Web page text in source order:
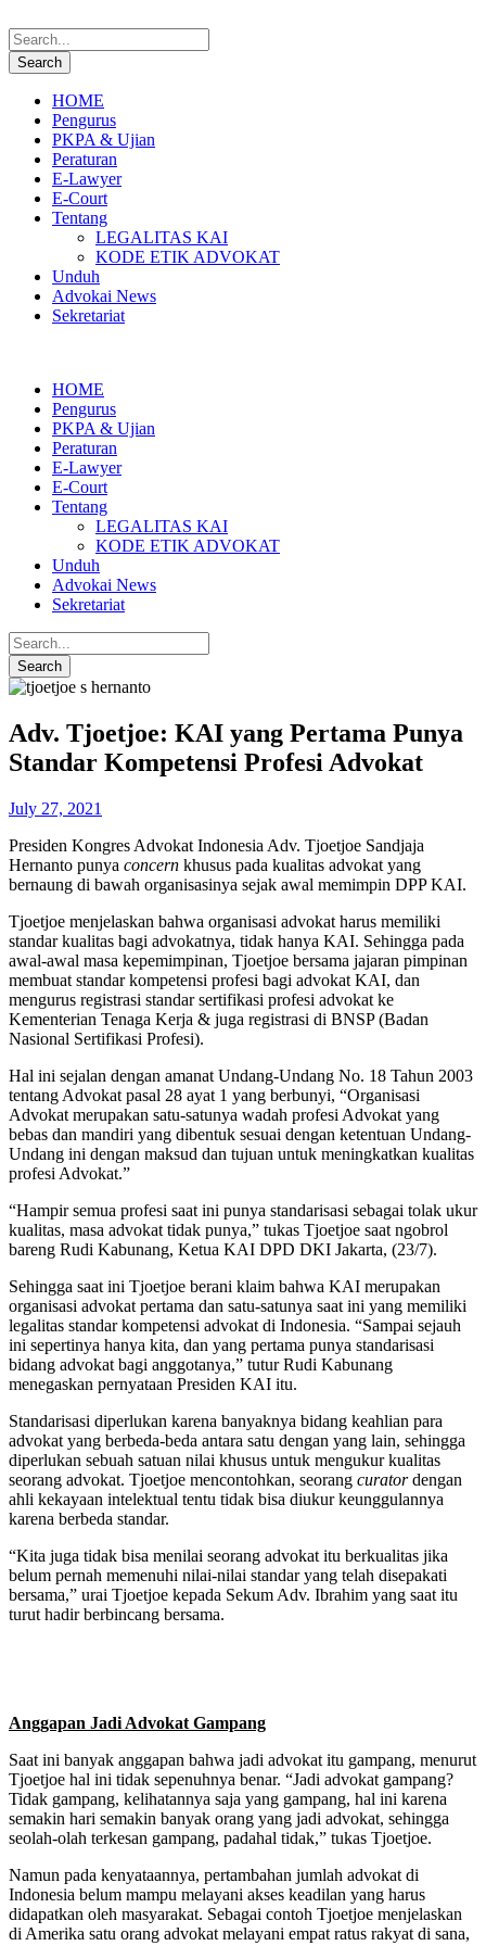
HOME
Pengurus
PKPA & Ujian
Peraturan
E-Lawyer
E-Court
Tentang
LEGALITAS KAI
KODE ETIK ADVOKAT
Unduh
Advokai News
Sekretariat
HOME
Pengurus
PKPA & Ujian
Peraturan
E-Lawyer
E-Court
Tentang
LEGALITAS KAI
KODE ETIK ADVOKAT
Unduh
Advokai News
Sekretariat
Adv. Tjoetjoe: KAI yang Pertama Punya
Standar Kompetensi Profesi Advokat
July 27, 2021
Presiden Kongres Advokat Indonesia Adv. Tjoetjoe Sandjaja
Hernanto punya concern khusus pada kualitas advokat yang
bernaung di bawah organisasinya sejak awal memimpin DPP KAI.
Tjoetjoe menjelaskan bahwa organisasi advokat harus memiliki
standar kualitas bagi advokatnya, tidak hanya KAI. Sehingga pada
awal-awal masa kepemimpinan, Tjoetjoe bersama jajaran pimpinan
membuat standar kompetensi profesi bagi advokat KAI, dan
mengurus registrasi standar sertifikasi profesi advokat ke
Kementerian Tenaga Kerja & juga registrasi di BNSP (Badan
Nasional Sertifikasi Profesi).
Hal ini sejalan dengan amanat Undang-Undang No. 18 Tahun 2003
tentang Advokat pasal 28 ayat 1 yang berbunyi, “Organisasi
Advokat merupakan satu-satunya wadah profesi Advokat yang
bebas dan mandiri yang dibentuk sesuai dengan ketentuan Undang-
Undang ini dengan maksud dan tujuan untuk meningkatkan kualitas
profesi Advokat.”
“Hampir semua profesi saat ini punya standarisasi sebagai tolak ukur
kualitas, masa advokat tidak punya,” tukas Tjoetjoe saat ngobrol
bareng Rudi Kabunang, Ketua KAI DPD DKI Jakarta, (23/7).
Sehingga saat ini Tjoetjoe berani klaim bahwa KAI merupakan
organisasi advokat pertama dan satu-satunya saat ini yang memiliki
legalitas standar kompetensi advokat di Indonesia. “Sampai sejauh
ini sepertinya hanya kita, dan yang pertama punya standarisasi
bidang advokat bagi anggotanya,” tutur Rudi Kabunang
menegaskan pernyataan Presiden KAI itu.
Standarisasi diperlukan karena banyaknya bidang keahlian para
advokat yang berbeda-beda antara satu dengan yang lain, sehingga
diperlukan sebuah satuan nilai khusus untuk mengukur kualitas
seorang advokat. Tjoetjoe mencontohkan, seorang curatordengan
ahli kekayaan intelektual tentu tidak bisa diukur keunggulannya
karena berbeda standar.
“Kita juga tidak bisa menilai seorang advokat itu berkualitas jika
belum pernah memenuhi nilai-nilai standar yang telah disepakati
bersama,” urai Tjoetjoe kepada Sekum Adv. Ibrahim yang saat itu
turut hadir berbincang bersama.
Anggapan Jadi Advokat Gampang
Saat ini banyak anggapan bahwa jadi advokat itu gampang, menurut
Tjoetjoe hal ini tidak sepenuhnya benar. “Jadi advokat gampang?
Tidak gampang, kelihatannya saja yang gampang, hal ini karena
semakin hari semakin banyak orang yang jadi advokat, sehingga
seolah-olah terkesan gampang, padahal tidak,” tukas Tjoetjoe.
Namun pada kenyataannya, pertambahan jumlah advokat di
Indonesia belum mampu melayani akses keadilan yang harus
didapatkan oleh masyarakat. Sebagai contoh Tjoetjoe menjelaskan
di Amerika satu orang advokat melayani empat ratus rakyat di sana,